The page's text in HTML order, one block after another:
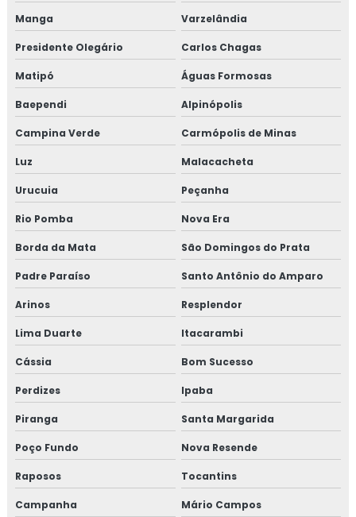
Treinamento gmp com certificado
Treinamento em HACCP
Treinamento em HACCP de acordo com os requisitos do
GMP
Treinamento em HACCP APPCC
Treinamento em HACCP APPCC com foco no BRCGS
Treinamento em HACCP codex alimentarius
Treinamento em homologação de fornecedor
Treinamento em ifs food
Treinamento em implantação de programa 5s
Treinamento em implementação gfsi
Treinamento em indicadores de desempenho
Treinamento em iso 14001
Treinamento em iso 17025
Treinamento em iso 9001
Manga Varzelândia
Presidente Olegário Carlos Chagas
Matipó Águas Formosas
Baependi Alpinópolis
Campina Verde Carmópolis de Minas
Luz Malacacheta
Urucuia Peçanha
Rio Pomba Nova Era
Borda da Mata São Domingos do Prata
Padre Paraíso Santo Antônio do Amparo
Arinos Resplendor
Lima Duarte Itacarambi
Cássia Bom Sucesso
Perdizes Ipaba
Piranga Santa Margarida
Poço Fundo Nova Resende
Raposos Tocantins
Campanha Mário Campos